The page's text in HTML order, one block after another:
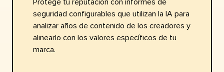
Protege tu reputación con informes de
seguridad configurables que utilizan la IA para
analizar años de contenido de los creadores y
alinearlo con los valores específicos de tu
marca.​​